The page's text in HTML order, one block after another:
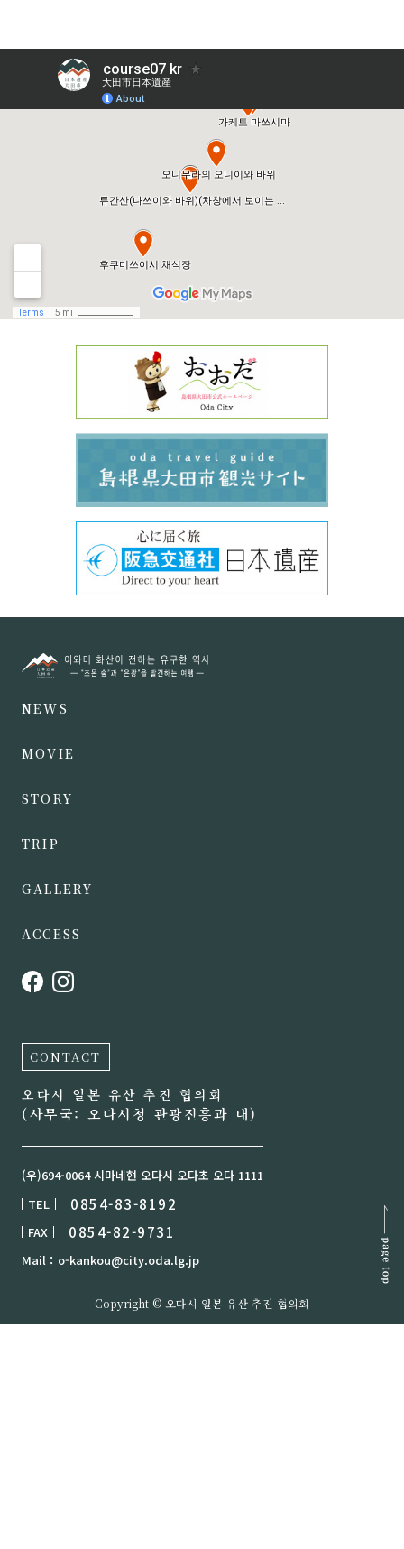
NEWS
MOVIE
STORY
TRIP
GALLERY
ACCESS
CONTACT
오다시 일본 유산 추진 협의회
(사무국: 오다시청 관광진흥과 내)
(우)694-0064 시마네현 오다시 오다초 오다 1111
TEL
0854-83-8192
FAX 0854-82-9731
Mail：o-kankou@city.oda.lg.jp
Copyright © 오다시 일본 유산 추진 협의회